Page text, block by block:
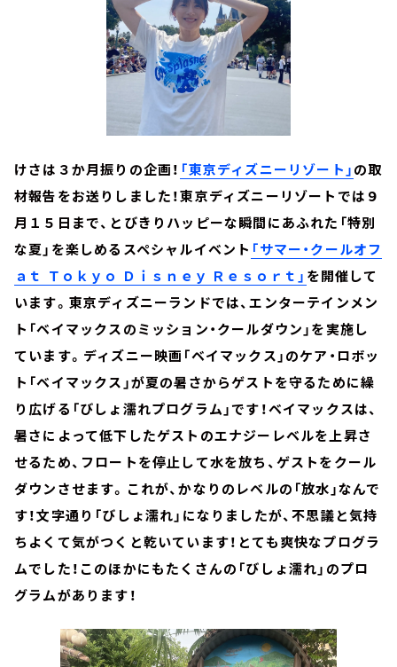
けさは３か月振りの企画！ 「東京ディズニーリゾート」の取
材報告をお送りしました！東京ディズニーリゾートでは９
月１５日まで、とびきりハッピーな瞬間にあふれた「特別
な夏」を楽しめるスペシャルイベント 「サマー・クールオフ
ａｔ Ｔｏｋｙｏ Ｄｉｓｎｅｙ Ｒｅｓｏｒｔ」 を開催して
います。東京ディズニーランドでは、エンターテインメン
ト「ベイマックスのミッション・クールダウン」を実施し
ています。ディズニー映画「ベイマックス」のケア・ロボッ
ト「ベイマックス」が夏の暑さからゲストを守るために繰
り広げる「びしょ濡れプログラム」です！ベイマックスは、
暑さによって低下したゲストのエナジーレベルを上昇さ
せるため、フロートを停止して水を放ち、ゲストをクール
ダウンさせます。これが、かなりのレベルの「放水」なんで
す！文字通り「びしょ濡れ」になりましたが、不思議と気持
ちよくて気がつくと乾いています！とても爽快なプログラ
ムでした！このほかにもたくさんの「びしょ濡れ」のプロ
グラムがあります！